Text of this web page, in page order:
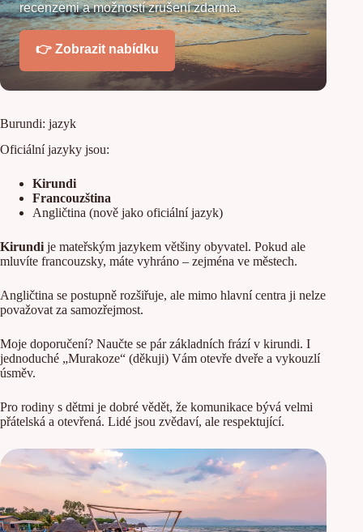
recenzemi a možností zrušení zdarma.
👉 Zobrazit nabídku
Burundi: jazyk
Oficiální jazyky jsou:
Kirundi
Francouzština
Angličtina (nově jako oficiální jazyk)
Kirundije mateřským jazykem většiny obyvatel. Pokud ale
mluvíte francouzsky, máte vyhráno – zejména ve městech.
Angličtina se postupně rozšiřuje, ale mimo hlavní centra ji nelze
považovat za samozřejmost.
Moje doporučení? Naučte se pár základních frází v kirundi. I
jednoduché „Murakoze“ (děkuji) Vám otevře dveře a vykouzlí
úsměv.
Pro rodiny s dětmi je dobré vědět, že komunikace bývá velmi
přátelská a otevřená. Lidé jsou zvědaví, ale respektující.